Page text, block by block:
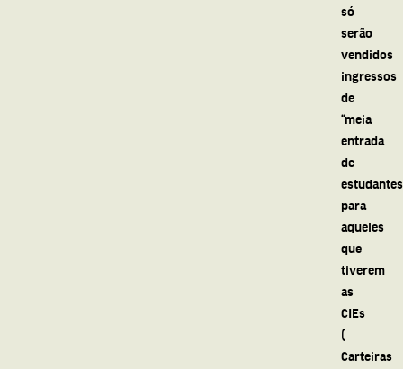
só
serão
vendidos
ingressos
de
“meia
entrada
de
para
aqueles
que
tiverem
as
CIEs
(
Carteiras